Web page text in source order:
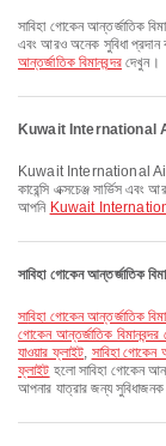
সাবিহা গোকেন আন্তর্জাতিক বিমানবন্দর আপনার ভ্রমণ অভিজ্ঞতা আরও ভালো করতে ডাইনিং, শাটল বাস, ট্যাক্সি
এবং আরও অনেক সুবিধা প্রদান
আন্তর্জাতিক বিমানবন্দরদেখুন।
Kuwait International
Kuwait International Airport আপনার ভ্রমণকে আরও আরামদায়ক করতে ট্যাক্সি, ডিউটি ফ্রি শপ,
কারেন্সি এক্সচেঞ্জ সার্ভিস
আপনি Kuwait
সাবিহা গোকেন আন্তর্জাতিক
সাবিহা গোকেন আন্তর্জাতিক
গোকেন আন্তর্জাতিক
যাওয়ার ফ্লাইট, সাবিহা
ফ্লাইট হলো সাবিহা গোকেন
আপনার যাত্রার জন্য